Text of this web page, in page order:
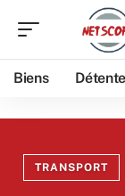
Biens Détente
TRANSPORT